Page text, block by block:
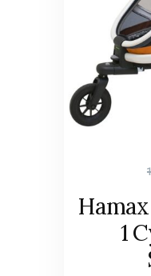
1